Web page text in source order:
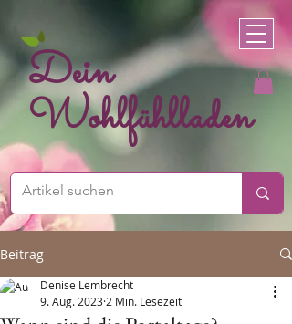
Dein
Wohlfühlladen
Beitrag
Denise Lembrecht
9. Aug. 2023 2 Min. Lesezeit